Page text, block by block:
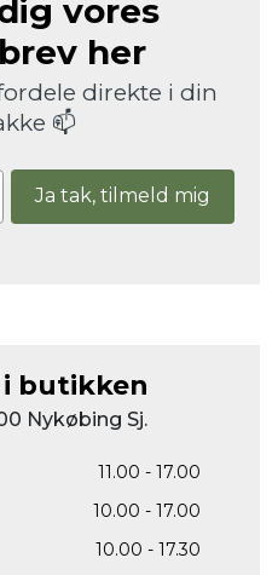
vores
her
direkte i din
📫
Ja tak, tilmeld mig
i butikken
Nykøbing Sj.
11.00 - 17.00
10.00 - 17.00
10.00 - 17.30